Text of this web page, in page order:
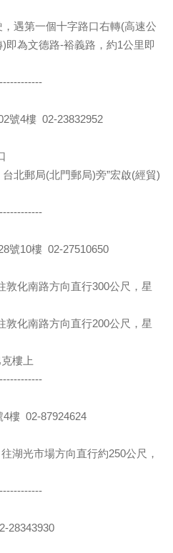
遇第一個十字路口右轉(高速公
即為文德路-裕義路，約1公里即
號4樓 02-23832952
北郵局(北門郵局)旁”宏啟(經貿)
號10樓 02-27510650
敦化南路方向直行300公尺，星
敦化南路方向直行200公尺，星
樓上
4樓 02-87924624
湖光市場方向直行約250公尺，
28343930